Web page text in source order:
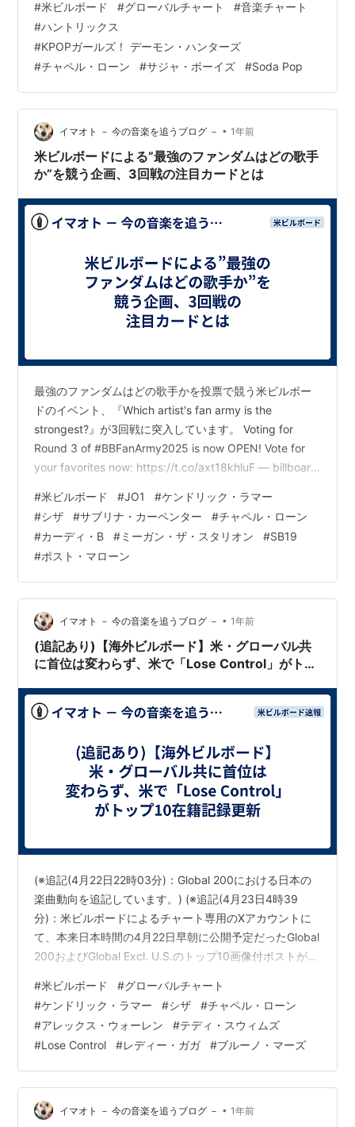
は、前週首位のアレックス・ウォーレン「Ordinary」が2
位に後退。『Kpop Demon Hunters (邦題：KPOPガール
ズ！ デーモン・ハンターズ)』サウンドトラックに収録さ
れたハントリックス(イジェ、オードリー・ヌナ ＆ レ
イ・アミ)「Go…
#米ビルボード #グローバルチャート #音楽チャート
#ハントリックス
#KPOPガールズ！ デーモン・ハンターズ
#チャペル・ローン #サジャ・ボーイズ #Soda Pop
イマオト － 今の音楽を追うブログ － • 1年前
米ビルボードによる”最強のファンダムはどの歌手
か”を競う企画、3回戦の注目カードとは
最強のファンダムはどの歌手かを投票で競う米ビルボー
ドのイベント、『Which artist's fan army is the
strongest?』が3回戦に突入しています。 Voting for
Round 3 of #BBFanArmy2025 is now OPEN! Vote for
your favorites now: https://t.co/axt18khluF — billboard
ってまもなく、イベントについて紹介しています。 米ビ
ルボードが選んだ64組にはJO1、BE:FIRSTおよびMrs.
G…
#米ビルボード #JO1 #ケンドリック・ラマー
#シザ #サブリナ・カーペンター #チャペル・ローン
#カーディ・B #ミーガン・ザ・スタリオン #SB19
#ポスト・マローン
イマオト － 今の音楽を追うブログ － • 1年前
(追記あり)【海外ビルボード】米・グローバル共
に首位は変わらず、米で「Lose Control」がトッ
(※追記(4月22日22時03分)：Global 200における日本の
楽曲動向を追記しています。) (※追記(4月23日4時39
分)：米ビルボードによるチャート専用のXアカウントに
て、本来日本時間の4月22日早朝に公開予定だったGlobal
200およびGlobal Excl. U.S.のトップ10画像付ポストが、
ます。) 現地時間の4月21日月曜に発表された、最新4月
26日付米ビルボードソングチャート(集計期間：4月11～
17日)では、ケンドリック・ラマー ＆ シザ「Luther」が9
連覇を達成。またテディ・スウィムズ「Lose Contr…
#米ビルボード #グローバルチャート
#ケンドリック・ラマー #シザ #チャペル・ローン
#アレックス・ウォーレン #テディ・スウィムズ
#Lose Control #レディー・ガガ #ブルーノ・マーズ
イマオト － 今の音楽を追うブログ － • 1年前